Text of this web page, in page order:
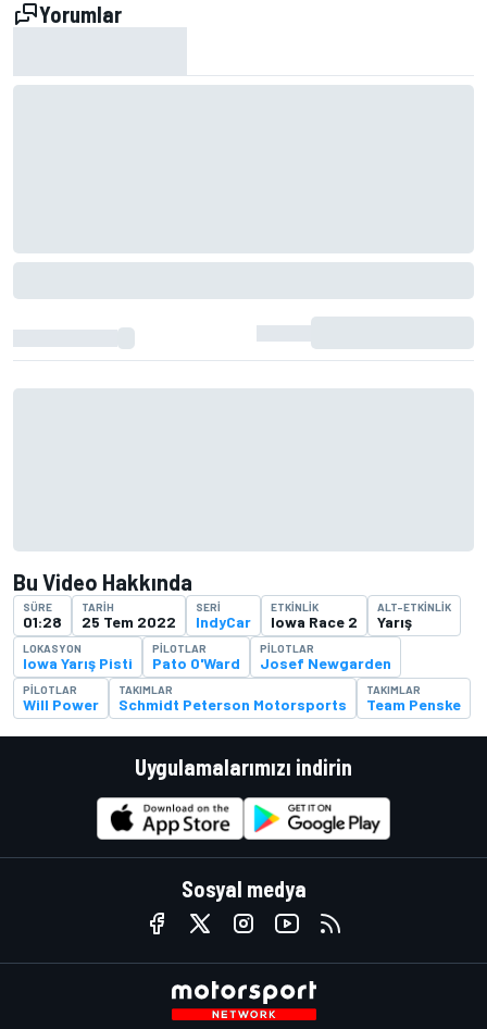
Yorumlar
Bu Video Hakkında
SÜRE
01:28
TARIH
25 Tem 2022
SERI
IndyCar
ETKINLIK
Iowa Race 2
ALT-ETKINLIK
Yarış
LOKASYON
Iowa Yarış Pisti
PILOTLAR
Pato O'Ward
PILOTLAR
Josef Newgarden
PILOTLAR
Will Power
TAKIMLAR
Schmidt Peterson Motorsports
TAKIMLAR
Team Penske
Uygulamalarımızı indirin
Sosyal medya